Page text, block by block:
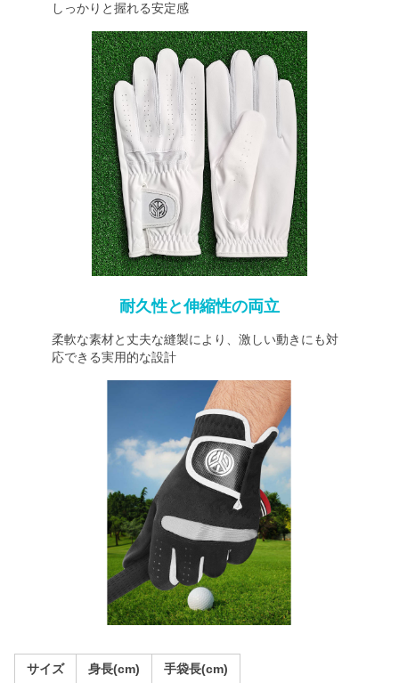
しっかりと握れる安定感
耐久性と伸縮性の両立
柔軟な素材と丈夫な縫製により、激しい動きにも対
応できる実用的な設計
サイズ 身長(cm) 手袋長(cm)